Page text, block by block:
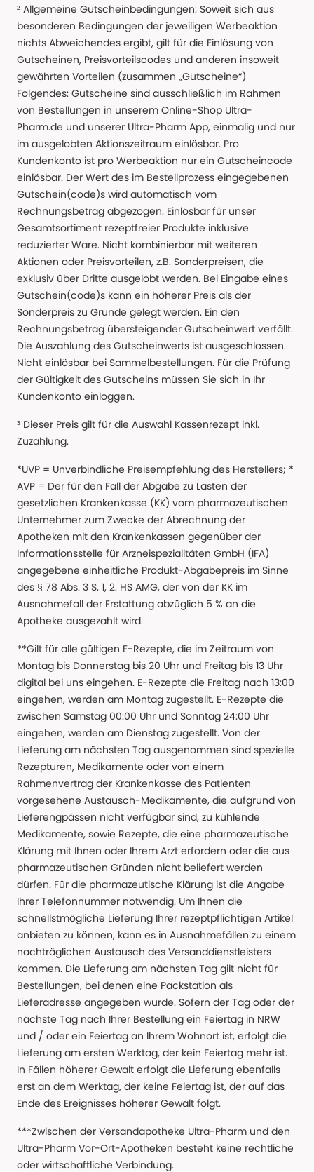
² Allgemeine Gutscheinbedingungen: Soweit sich aus
besonderen Bedingungen der jeweiligen Werbeaktion
nichts Abweichendes ergibt, gilt für die Einlösung von
Gutscheinen, Preisvorteilscodes und anderen insoweit
gewährten Vorteilen (zusammen „Gutscheine“)
Folgendes: Gutscheine sind ausschließlich im Rahmen
von Bestellungen in unserem Online-Shop Ultra-
Pharm.de und unserer Ultra-Pharm App, einmalig und nur
im ausgelobten Aktionszeitraum einlösbar. Pro
Kundenkonto ist pro Werbeaktion nur ein Gutscheincode
einlösbar. Der Wert des im Bestellprozess eingegebenen
Gutschein(code)s wird automatisch vom
Rechnungsbetrag abgezogen. Einlösbar für unser
Gesamtsortiment rezeptfreier Produkte inklusive
reduzierter Ware. Nicht kombinierbar mit weiteren
Aktionen oder Preisvorteilen, z.B. Sonderpreisen, die
exklusiv über Dritte ausgelobt werden. Bei Eingabe eines
Gutschein(code)s kann ein höherer Preis als der
Sonderpreis zu Grunde gelegt werden. Ein den
Rechnungsbetrag übersteigender Gutscheinwert verfällt.
Die Auszahlung des Gutscheinwerts ist ausgeschlossen.
Nicht einlösbar bei Sammelbestellungen. Für die Prüfung
der Gültigkeit des Gutscheins müssen Sie sich in Ihr
Kundenkonto einloggen.
³ Dieser Preis gilt für die Auswahl Kassenrezept inkl.
Zuzahlung.
*UVP = Unverbindliche Preisempfehlung des Herstellers; *
AVP = Der für den Fall der Abgabe zu Lasten der
gesetzlichen Krankenkasse (KK) vom pharmazeutischen
Unternehmer zum Zwecke der Abrechnung der
Apotheken mit den Krankenkassen gegenüber der
Informationsstelle für Arzneispezialitäten GmbH (IFA)
angegebene einheitliche Produkt-Abgabepreis im Sinne
des § 78 Abs. 3 S. 1, 2. HS AMG, der von der KK im
Ausnahmefall der Erstattung abzüglich 5 % an die
Apotheke ausgezahlt wird.
**Gilt für alle gültigen E-Rezepte, die im Zeitraum von
Montag bis Donnerstag bis 20 Uhr und Freitag bis 13 Uhr
digital bei uns eingehen. E-Rezepte die Freitag nach 13:00
eingehen, werden am Montag zugestellt. E-Rezepte die
zwischen Samstag 00:00 Uhr und Sonntag 24:00 Uhr
eingehen, werden am Dienstag zugestellt. Von der
Lieferung am nächsten Tag ausgenommen sind spezielle
Rezepturen, Medikamente oder von einem
Rahmenvertrag der Krankenkasse des Patienten
vorgesehene Austausch-Medikamente, die aufgrund von
Lieferengpässen nicht verfügbar sind, zu kühlende
Medikamente, sowie Rezepte, die eine pharmazeutische
Klärung mit Ihnen oder Ihrem Arzt erfordern oder die aus
pharmazeutischen Gründen nicht beliefert werden
dürfen. Für die pharmazeutische Klärung ist die Angabe
Ihrer Telefonnummer notwendig. Um Ihnen die
schnellstmögliche Lieferung Ihrer rezeptpflichtigen Artikel
anbieten zu können, kann es in Ausnahmefällen zu einem
nachträglichen Austausch des Versanddienstleisters
kommen. Die Lieferung am nächsten Tag gilt nicht für
Bestellungen, bei denen eine Packstation als
Lieferadresse angegeben wurde. Sofern der Tag oder der
nächste Tag nach Ihrer Bestellung ein Feiertag in NRW
und / oder ein Feiertag an Ihrem Wohnort ist, erfolgt die
Lieferung am ersten Werktag, der kein Feiertag mehr ist.
In Fällen höherer Gewalt erfolgt die Lieferung ebenfalls
erst an dem Werktag, der keine Feiertag ist, der auf das
Ende des Ereignisses höherer Gewalt folgt.
***Zwischen der Versandapotheke Ultra-Pharm und den
Ultra-Pharm Vor-Ort-Apotheken besteht keine rechtliche
oder wirtschaftliche Verbindung.